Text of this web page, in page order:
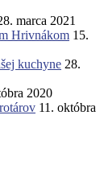
marca 2021
Hrivnákom 15.
kuchyne 28.
2020
11. októbra